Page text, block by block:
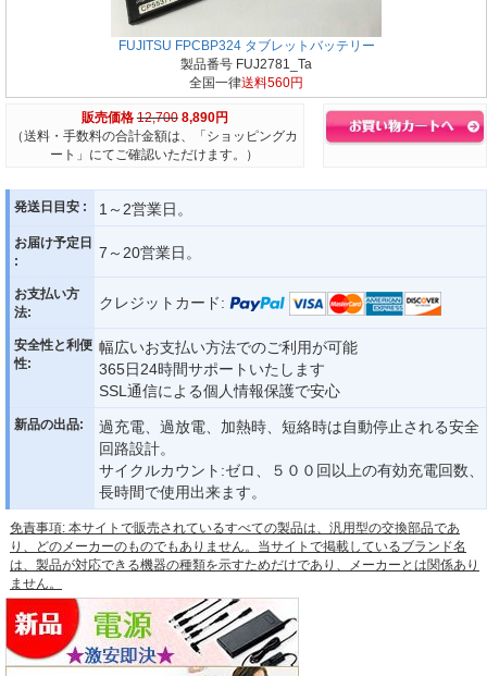
FUJITSU FPCBP324 タブレットバッテリー
製品番号 FUJ2781_Ta
全国一律送料560円
販売価格 12,700 8,890円
（送料・手数料の合計金額は、「ショッピングカ
ート」にてご確認いただけます。）
発送日目安 : 1～2営業日。
お届け予定日
:
7～20営業日。
お支払い方
法:
クレジットカード:
安全性と利便
性:
幅広いお支払い方法でのご利用が可能
365日24時間サポートいたします
SSL通信による個人情報保護で安心
新品の出品:
過充電、過放電、加熱時、短絡時は自動停止される安全
回路設計。
サイクルカウント:ゼロ、５００回以上の有効充電回数、
長時間で使用出来ます。
免責事項: 本サイトで販売されているすべての製品は、汎用型の交換部品であ
り、どのメーカーのものでもありません。当サイトで掲載しているブランド名
は、製品が対応できる機器の種類を示すためだけであり、メーカーとは関係あり
ません。